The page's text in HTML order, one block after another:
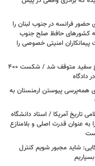
حضور فرانسه در جنوب لبنان را
کشورهای حافظ صلح جنوب
پیمانکاران امنیتی خصوصی را
پروژه سالن رقص کاخ سفید متوقف شد / شکست ۴۰۰
دادگاه
همه‌پرسی پیوستن ارمنستان به
تاریخ آمریکا / استاد دانشگاه
به عنوان قدرت اصلی و بلامنازع
شاید مجبور شویم کنترل